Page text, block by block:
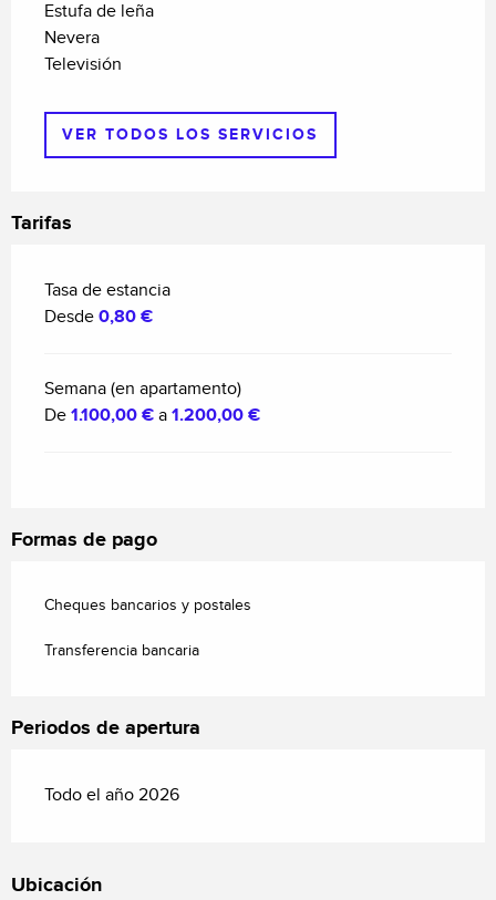
Estufa de leña
Nevera
Televisión
VER TODOS LOS SERVICIOS
Tarifas
Tasa de estancia
Desde 0,80 €
Semana (en apartamento)
De 1.100,00 € a 1.200,00 €
Formas de pago
Cheques bancarios y postales
Transferencia bancaria
Periodos de apertura
Todo el año 2026
Ubicación